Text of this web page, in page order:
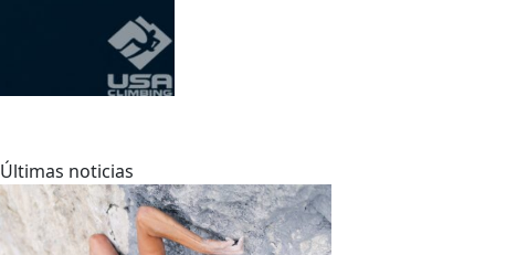
Últimas noticias